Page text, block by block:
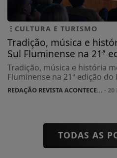
CULTURA E TURISMO
Tradição, música e
Sul Fluminense na 21ª
Tradição, música e história
Fluminense na 21ª edição do
REDAÇÃO REVISTA ACONTECE... - 20
TODAS AS